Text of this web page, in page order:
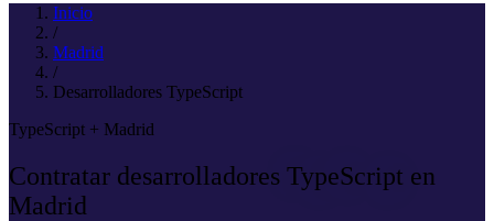
Inicio
/
Madrid
/
Desarrolladores TypeScript
TypeScript + Madrid
Contratar desarrolladores TypeScript en
Madrid